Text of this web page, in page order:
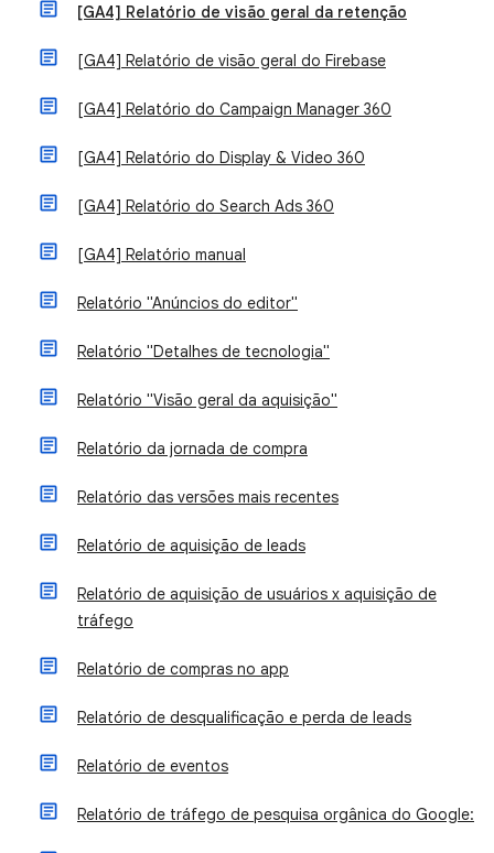
[GA4] Relatório de visão geral da retenção
[GA4] Relatório de visão geral do Firebase
[GA4] Relatório do Campaign Manager 360
[GA4] Relatório do Display & Video 360
[GA4] Relatório do Search Ads 360
[GA4] Relatório manual
Relatório "Anúncios do editor"
Relatório "Detalhes de tecnologia"
Relatório "Visão geral da aquisição"
Relatório da jornada de compra
Relatório das versões mais recentes
Relatório de aquisição de leads
Relatório de aquisição de usuários x aquisição de
tráfego
Relatório de compras no app
Relatório de desqualificação e perda de leads
Relatório de eventos
Relatório de tráfego de pesquisa orgânica do Google: